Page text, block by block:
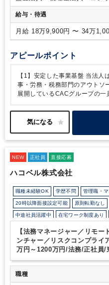
～2億円規模のクライアント
ほどのお客様もいらっしゃいま
一人ひとりを公平に評価する
◆自己申告制度仕事に対して
ください。◆社内提案制度
績優秀者表彰制度全社員の「
力の結果への報奨」として成
◆CAC未来会議CACの未来に
所）
給与・待遇
月給 18万9,900円 〜 34万1,000円 （年収 300万円 〜 540万
円）
アピールポイント
【1】安定した事業基盤 当法人
事・労務・税務部門のアウトソ
展開しているCACグループの
ップクラスのノウハウを保有。
企業の成長を人事・労務・税務
幅広い知識を身に付けていただ
境を常に検討しています。
◇リ
を法人割引利用にて受講可能
時間勤務申請可能～福利厚生欄
で、是非ご覧ください～ 【3】
法人ということもあり、当法人
め、深夜まで続く勤務や休日出
バランスを保ちながら、しっ
評価制度については全社員に公
んキャリアアップについても同
ジできる昇格試験を年に1回実施
に提案できる制度あり など…
一緒に働いてみませんか？
NEW 正社員 直接応募
ハコベル株式会社
職種未経験OK 学歴不問 管理職・
20時以降面接設定可能 原則転勤なし
中途社員活躍中 在宅ワーク制度あり
駅から徒歩5分以内 オフィスカジュア
Wワーク可能（副業禁止規定なし）
持株会・ストックオプションあり 育
完全週休2日制 年間休日120日以上
【法務マネージャー／リモ
ンチャー／リスクコンプライ
万円～1200万円/法務/正社員/
職種